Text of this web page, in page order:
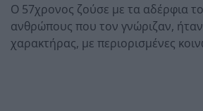
Ο 57χρονος ζούσε με τα αδέρφια
ανθρώπους που τον γνώριζαν, ήταν
χαρακτήρας, με περιορισμένες